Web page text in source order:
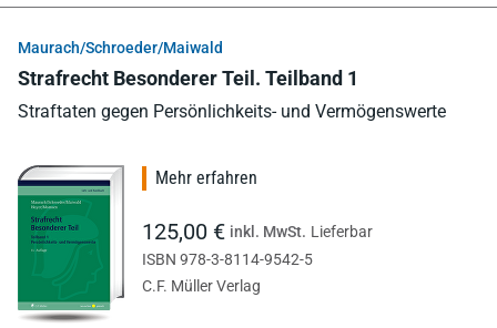
Maurach/Schroeder/Maiwald
Strafrecht Besonderer Teil. Teilband 1
Straftaten gegen Persönlichkeits- und Vermögenswerte
Mehr erfahren
125,00 € inkl. MwSt. Lieferbar
ISBN 978-3-8114-9542-5
C.F. Müller Verlag